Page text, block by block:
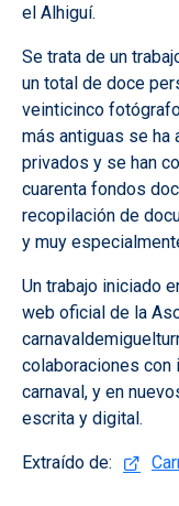
el Alhiguí.
Se trata de un
un total de doce
veinticinco
más antiguas se ha
privados y se han
cuarenta fondos
recopilación de
y muy
Un trabajo iniciado
web oficial de la
colaboraciones
carnaval, y en
escrita y digital.
Extraído de: